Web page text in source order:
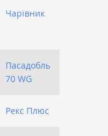
Чарівник
Пасадобль
70 WG
Рекс Плюс